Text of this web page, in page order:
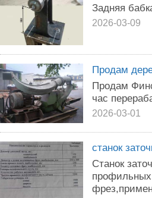
Задняя
2026-03-09
Продам
Продам
час
2026-03-01
станок
Станок